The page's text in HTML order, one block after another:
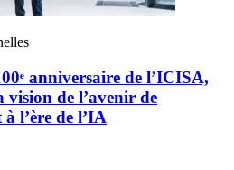
anniversaire de l’ICISA,
vision de l’avenir de
l’ère de l’IA